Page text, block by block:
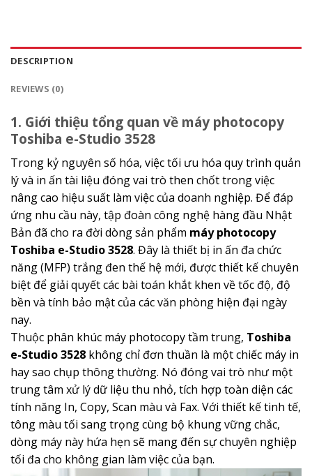
DESCRIPTION
REVIEWS (0)
1. Giới thiệu tổng quan về máy photocopy
Toshiba e-Studio 3528
Trong kỷ nguyên số hóa, việc tối ưu hóa quy trình quản
lý và in ấn tài liệu đóng vai trò then chốt trong việc
nâng cao hiệu suất làm việc của doanh nghiệp. Để đáp
ứng nhu cầu này, tập đoàn công nghệ hàng đầu Nhật
Bản đã cho ra đời dòng sản phẩm máy photocopy
Toshiba e-Studio 3528. Đây là thiết bị in ấn đa chức
năng (MFP) trắng đen thế hệ mới, được thiết kế chuyên
biệt để giải quyết các bài toán khắt khen về tốc độ, độ
bền và tính bảo mật của các văn phòng hiện đại ngày
nay.
Thuộc phân khúc máy photocopy tầm trung, Toshiba
e-Studio 3528 không chỉ đơn thuần là một chiếc máy in
hay sao chụp thông thường. Nó đóng vai trò như một
trung tâm xử lý dữ liệu thu nhỏ, tích hợp toàn diện các
tính năng In, Copy, Scan màu và Fax. Với thiết kế tinh tế,
tông màu tối sang trọng cùng bộ khung vững chắc,
dòng máy này hứa hẹn sẽ mang đến sự chuyên nghiệp
tối đa cho không gian làm việc của bạn.